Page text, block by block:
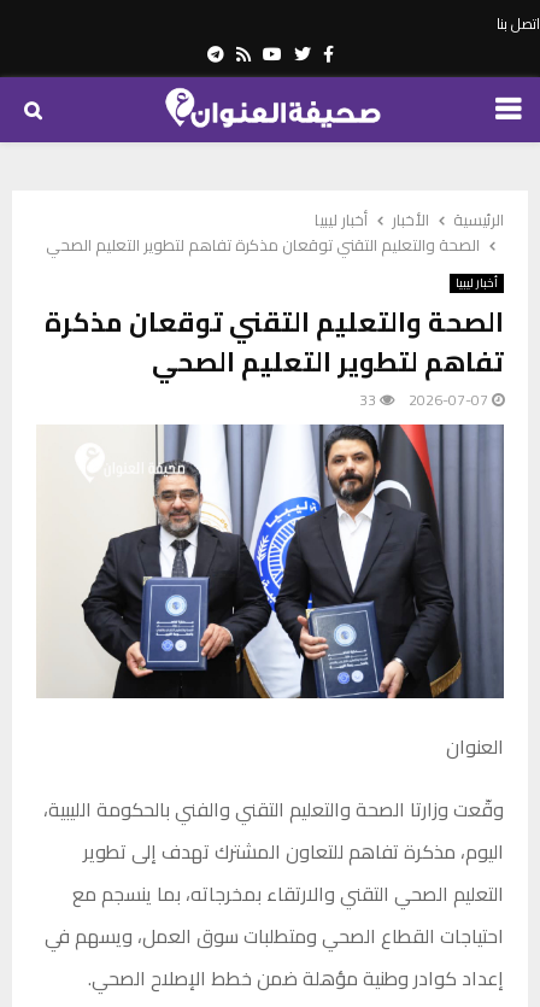
اتصل بنا
Facebook
Twitter
Youtube
Rss
Telegram
PRIMARY
الرئيسية الأخبار
أخبار ليبيا
الصحة والتعليم التقني توقعان مذكرة تفاهم لتطوير التعليم الصحي
أخبار ليبيا
الصحة والتعليم التقني توقعان مذكرة
تفاهم لتطوير التعليم الصحي
2026-07-07
33
العنوان
وقّعت وزارتا الصحة والتعليم التقني والفني بالحكومة الليبية،
اليوم، مذكرة تفاهم للتعاون المشترك تهدف إلى تطوير
التعليم الصحي التقني والارتقاء بمخرجاته، بما ينسجم مع
احتياجات القطاع الصحي ومتطلبات سوق العمل، ويسهم في
إعداد كوادر وطنية مؤهلة ضمن خطط الإصلاح الصحي.